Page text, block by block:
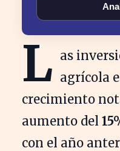
L as
agrícola
crecimiento
aumento del
con el año